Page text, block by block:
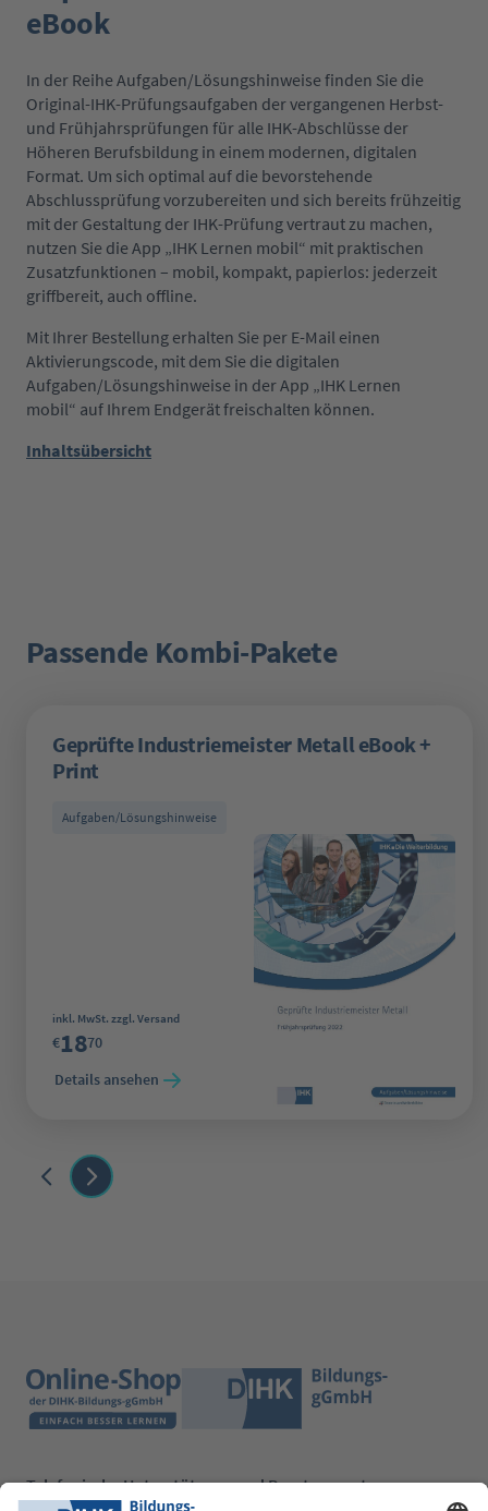
eBook
In der Reihe Aufgaben/Lösungshinweise finden Sie die
Original-IHK-Prüfungsaufgaben der vergangenen Herbst-
und Frühjahrsprüfungen für alle IHK-Abschlüsse der
Höheren Berufsbildung in einem modernen, digitalen
Format. Um sich optimal auf die bevorstehende
Abschlussprüfung vorzubereiten und sich bereits frühzeitig
mit der Gestaltung der IHK-Prüfung vertraut zu machen,
nutzen Sie die App „IHK Lernen mobil“ mit praktischen
Zusatzfunktionen – mobil, kompakt, papierlos: jederzeit
griffbereit, auch offline.
Mit Ihrer Bestellung erhalten Sie per E-Mail einen
Aktivierungscode, mit dem Sie die digitalen
Aufgaben/Lösungshinweise in der App „IHK Lernen
mobil“ auf Ihrem Endgerät freischalten können.
Inhaltsübersicht
Produktgalerie überspringen
Passende Kombi-Pakete
Geprüfte Industriemeister Metall eBook +
Print
Aufgaben/Lösungshinweise
Regulärer Preis:
inkl. MwSt. zzgl. Versand
€1870
Details ansehen
Telefonische Unterstützung und Beratung unter: